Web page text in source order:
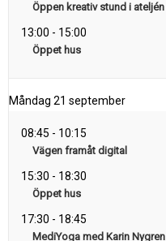
Öppen kreativ stund i ateljén
13:00 - 15:00
Öppet hus
Måndag 21 september
08:45 - 10:15
Vägen framåt digital
15:30 - 18:30
Öppet hus
17:30 - 18:45
MediYoga med Karin Nygren